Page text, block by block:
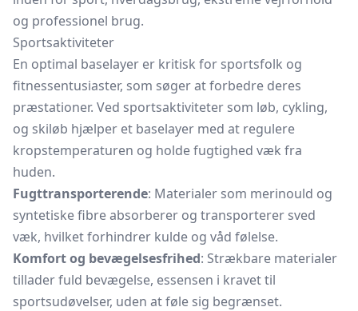
og professionel brug.
Sportsaktiviteter
En optimal baselayer er kritisk for sportsfolk og
fitnessentusiaster, som søger at forbedre deres
præstationer. Ved sportsaktiviteter som løb, cykling,
og skiløb hjælper et baselayer med at regulere
kropstemperaturen og holde fugtighed væk fra
huden.
Fugttransporterende: Materialer som merinould og
syntetiske fibre absorberer og transporterer sved
væk, hvilket forhindrer kulde og våd følelse.
Komfort og bevægelsesfrihed: Strækbare materialer
tillader fuld bevægelse, essensen i kravet til
sportsudøvelser, uden at føle sig begrænset.